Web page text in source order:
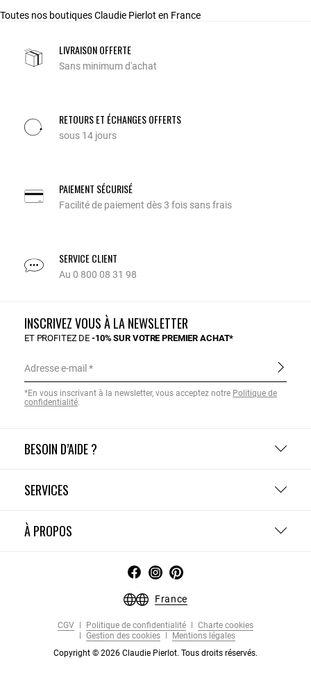
Toutes nos boutiques Claudie Pierlot en France
LIVRAISON OFFERTE
Sans minimum d'achat
RETOURS ET ÉCHANGES OFFERTS
sous 14 jours
PAIEMENT SÉCURISÉ
Facilité de paiement dès 3 fois sans frais
SERVICE CLIENT
Au 0 800 08 31 98
BESOIN D’AIDE ?
SERVICES
À PROPOS
INSCRIVEZ VOUS À LA NEWSLETTER
ET PROFITEZ DE-10% SUR VOTRE PREMIER ACHAT*
Adresse e-mail
*En vous inscrivant à la newsletter, vous acceptez notre Politique de
confidentialité.
France
CGV Politique de confidentialité
Charte cookies
Gestion des cookies
Mentions légales
Copyright © 2026 Claudie Pierlot. Tous droits réservés.